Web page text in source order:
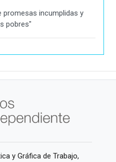
promesas incumplidas y
pobres"
y Gráfica de Trabajo,